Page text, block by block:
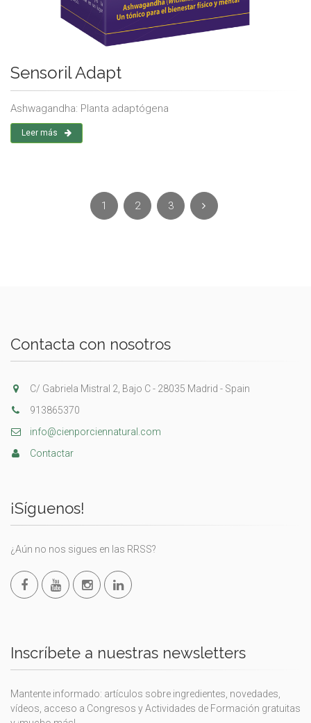
Sensoril Adapt
Ashwagandha: Planta adaptógena
Leer más
1 2 3
Contacta con nosotros
C/ Gabriela Mistral 2, Bajo C - 28035 Madrid - Spain
913865370
info@cienporciennatural.com
Contactar
¡Síguenos!
¿Aún no nos sigues en las RRSS?
Inscríbete a nuestras newsletters
Mantente informado: artículos sobre ingredientes, novedades,
vídeos, acceso a Congresos y Actividades de Formación gratuitas